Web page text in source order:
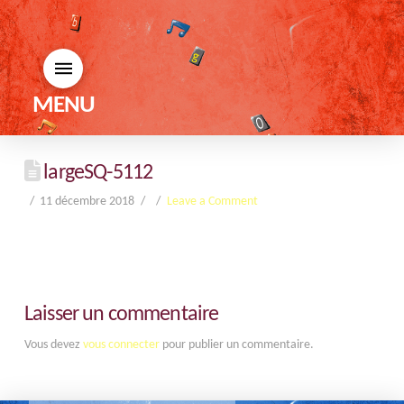
MENU
largeSQ-5112
11 décembre 2018 Leave a Comment
Laisser un commentaire
Vous devez vous connecterpour publier un commentaire.